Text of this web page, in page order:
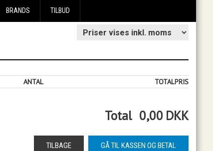
BRANDS TILBUD
ANTAL TOTALPRIS
Total 0,00 DKK